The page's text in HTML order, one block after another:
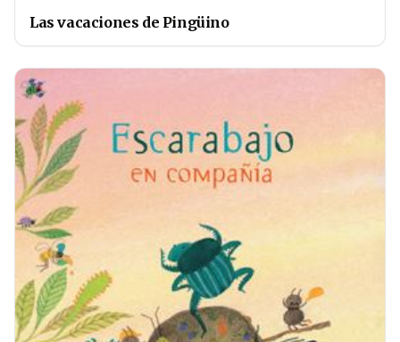
Las vacaciones de Pingüino